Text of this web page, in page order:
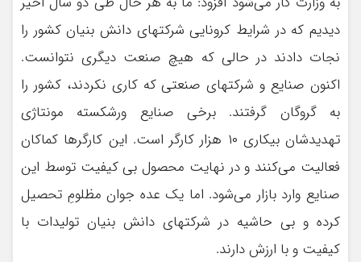
دیدیم که در شرایط کرونایی شرکتهای دانش بنیان کشور را
نجات دادند در حالی که هیچ صنعت دیگری نتوانست.
اکنون صنایع و شرکتهای صنعتی که کاری نکردند، کشور را
به گروگان گرفتند. برخی صنایع ورشکسته مونتاژی
تهدیدشان بیکاری ۱۰ هزار کارگر است. این کارگرها کماکان
فعالیت می‌کنند و در نهایت محصول بی کیفیت توسط این
صنایع وارد بازار می‌شود. اما یک عده جوان مظلومِ تحصیل
کرده و بی حاشیه در شرکتهای دانش بنیان تولیدات با
کیفیت و با ارزش دارند.